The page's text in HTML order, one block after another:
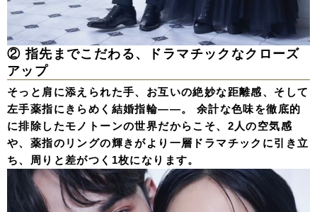
② 指先までこだわる、ドラマチックなクローズ
アップ
そっと肩に添えられた手、お互いの絶妙な距離感、そして
左手薬指にきらめく結婚指輪——。 余計な色味を徹底的
に排除したモノトーンの世界だからこそ、2人の空気感
や、薬指のリングの輝きがより一層ドラマチックに引き立
ち、周りと差がつく1枚になります。